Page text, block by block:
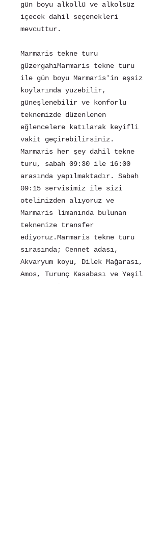
gün boyu alkollü ve alkolsüz
içecek dahil seçenekleri
mevcuttur.
Marmaris tekne turu
güzergahıMarmaris tekne turu
ile gün boyu Marmaris'in eşsiz
koylarında yüzebilir,
güneşlenebilir ve konforlu
teknemizde düzenlenen
eğlencelere katılarak keyifli
vakit geçirebilirsiniz.
Marmaris her şey dahil tekne
turu, sabah 09:30 ile 16:00
arasında yapılmaktadır. Sabah
09:15 servisimiz ile sizi
otelinizden alıyoruz ve
Marmaris limanında bulunan
teknenize transfer
ediyoruz.Marmaris tekne turu
sırasında; Cennet adası,
Akvaryum koyu, Dilek Mağarası,
Amos, Turunç Kasabası ve Yeşil